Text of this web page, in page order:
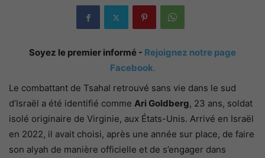
Soyez le premier informé - Rejoignez notre page
Facebook.
Le combattant de Tsahal retrouvé sans vie dans le sud
d’Israël a été identifié comme Ari Goldberg, 23 ans, soldat
isolé originaire de Virginie, aux États-Unis. Arrivé en Israël
en 2022, il avait choisi, après une année sur place, de faire
son alyah de manière officielle et de s’engager dans